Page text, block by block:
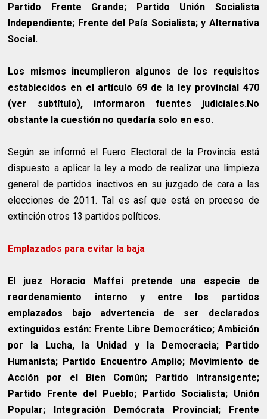
Partido Frente Grande; Partido Unión Socialista
Independiente; Frente del País Socialista; y Alternativa
Social.
Los mismos incumplieron algunos de los requisitos
establecidos en el artículo 69 de la ley provincial 470
(ver subtítulo), informaron fuentes judiciales.No
obstante la cuestión no quedaría solo en eso.
Según se informó el Fuero Electoral de la Provincia está
dispuesto a aplicar la ley a modo de realizar una limpieza
general de partidos inactivos en su juzgado de cara a las
elecciones de 2011. Tal es así que está en proceso de
extinción otros 13 partidos políticos.
Emplazados para evitar la baja
El juez Horacio Maffei pretende una especie de
reordenamiento interno y entre los partidos
emplazados bajo advertencia de ser declarados
extinguidos están: Frente Libre Democrático; Ambición
por la Lucha, la Unidad y la Democracia; Partido
Humanista; Partido Encuentro Amplio; Movimiento de
Acción por el Bien Común; Partido Intransigente;
Partido Frente del Pueblo; Partido Socialista; Unión
Popular; Integración Demócrata Provincial; Frente